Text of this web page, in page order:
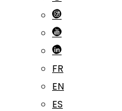
FR
EN
ES